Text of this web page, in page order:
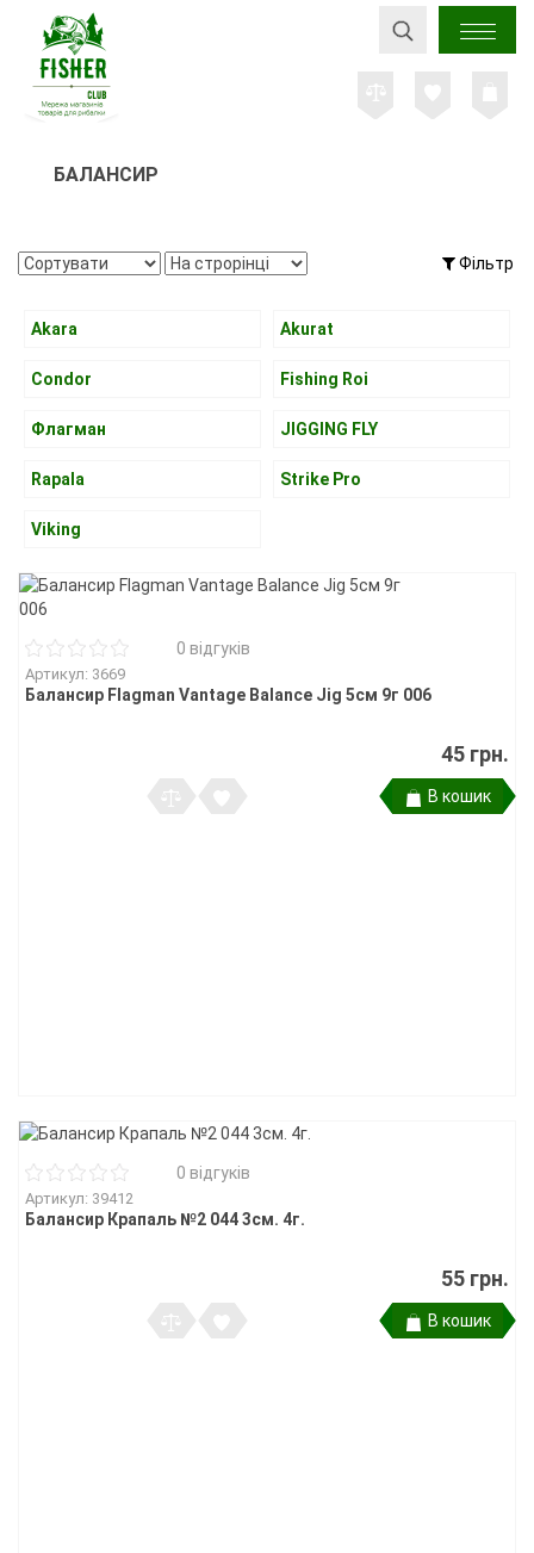
БАЛАНСИР
Фільтр
Akara Akurat
Condor Fishing Roi
Флагман JIGGING FLY
Rapala Strike Pro
Viking
0 відгуків
Артикул: 3669
Балансир Flagman Vantage Balance Jig 5см 9г 006
45 грн.
В кошик
0 відгуків
Артикул: 39412
Балансир Крапаль №2 044 3см. 4г.
55 грн.
В кошик